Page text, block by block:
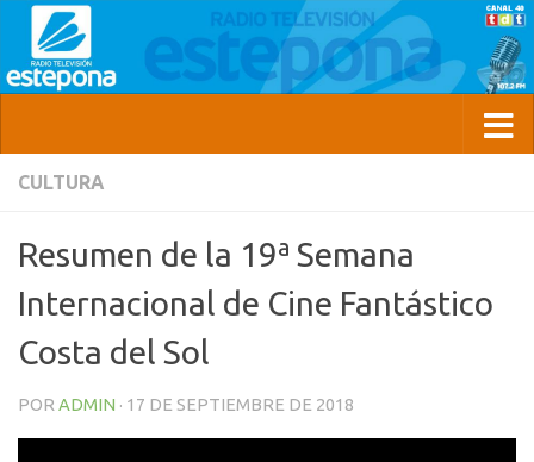
CULTURA
Resumen de la 19ª Semana
Internacional de Cine Fantástico
Costa del Sol
POR ADMIN · 17 DE SEPTIEMBRE DE 2018